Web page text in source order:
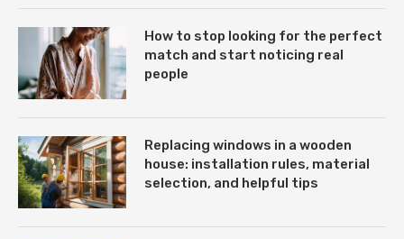
How to stop looking for the perfect
match and start noticing real
people
Replacing windows in a wooden
house: installation rules, material
selection, and helpful tips